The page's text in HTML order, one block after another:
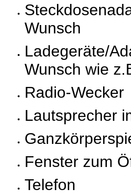
Wunsch
Ladegeräte/
Wunsch wie
Radio-
Lautsprecher
Fenster zum
Telefon